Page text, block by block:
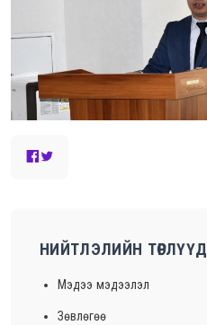
НИЙТЛЭЛИЙН ТӨРЛҮҮД
Мэдээ мэдээлэл
Зөвлөгөө